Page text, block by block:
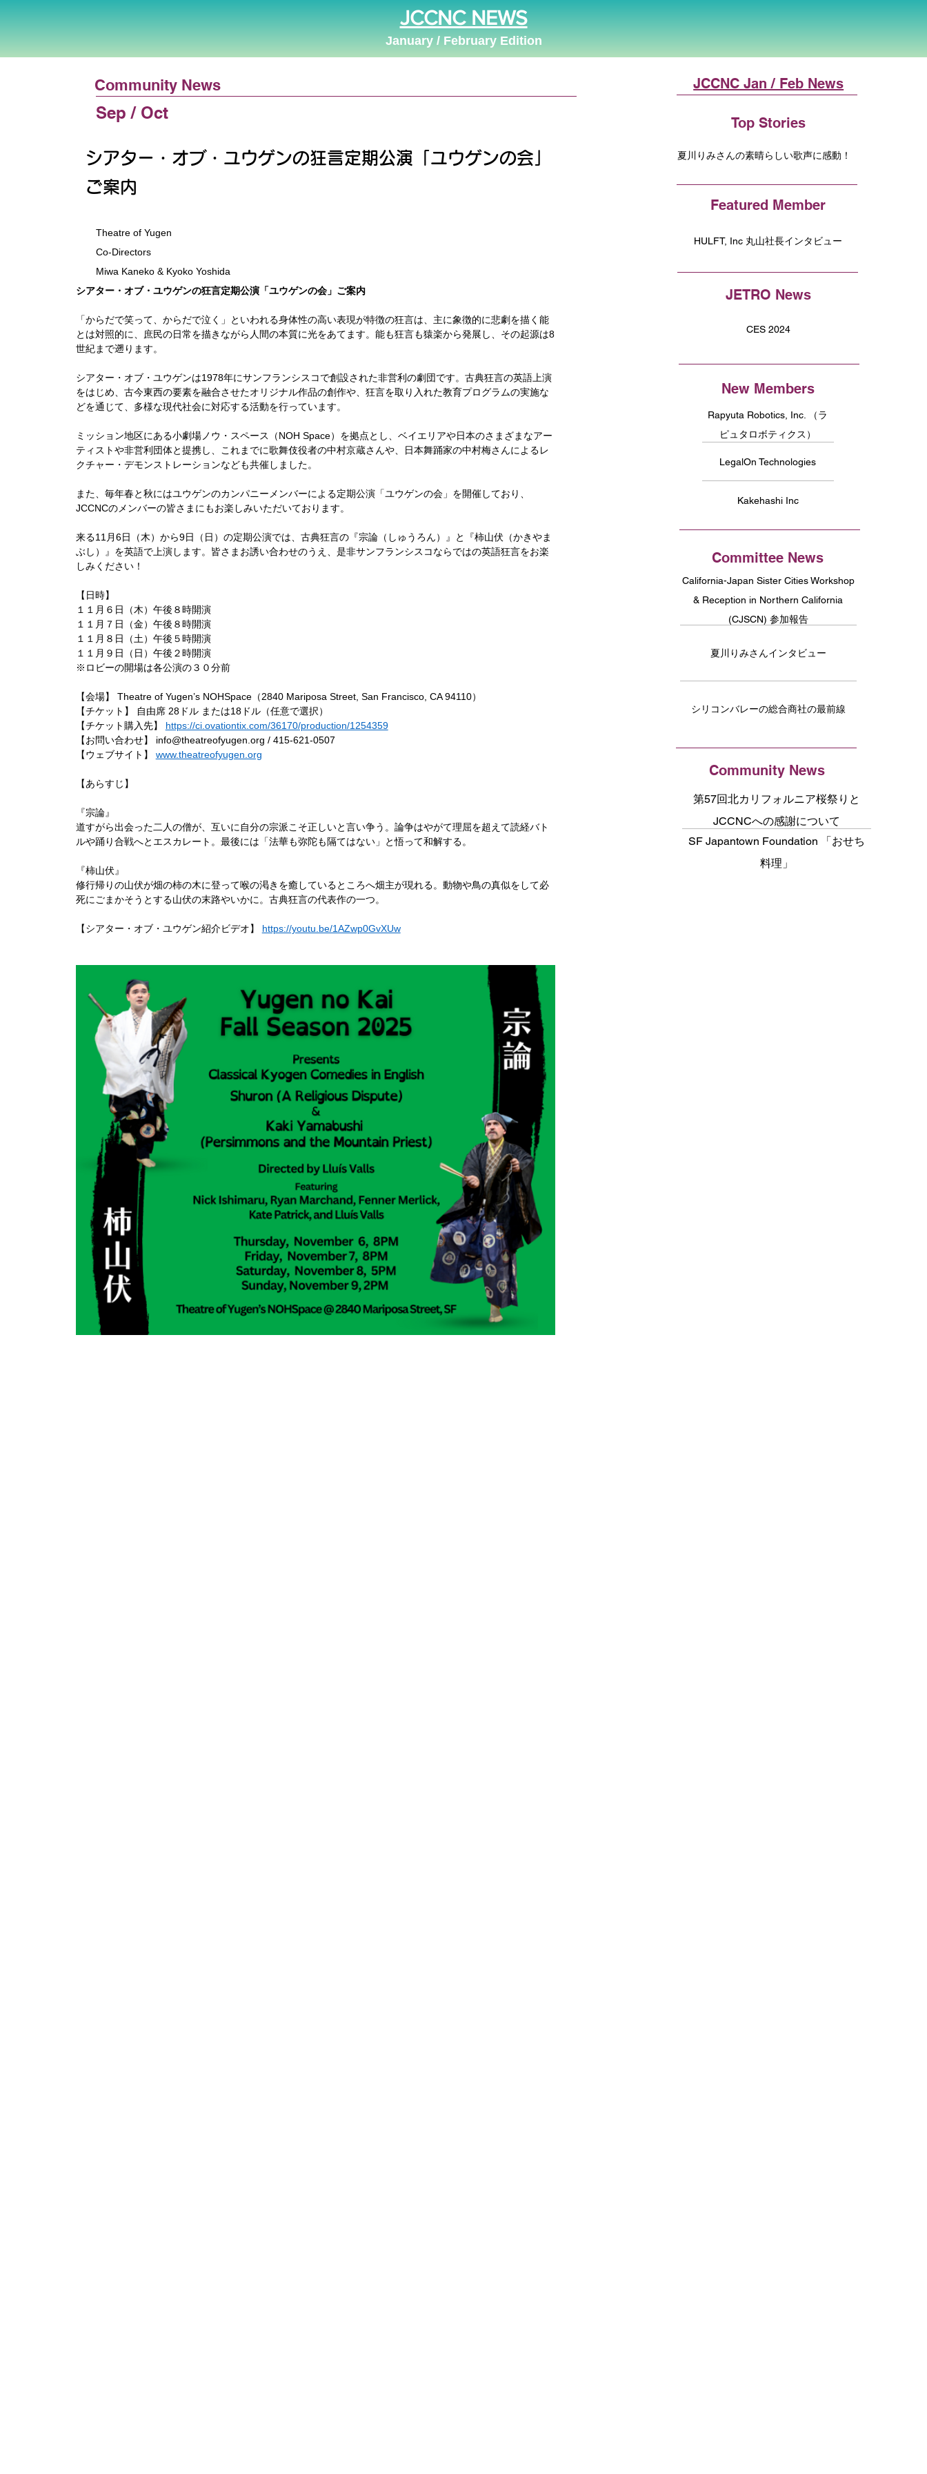
JCCNC NEWS
January / February Edition
Community News
Sep / Oct
シアター・オブ・ユウゲンの狂言定期公演「ユウゲンの会」
ご案内
Theatre of Yugen
Co-Directors
Miwa Kaneko & Kyoko Yoshida
シアター・オブ・ユウゲンの狂言定期公演「ユウゲンの会」ご案内
「からだで笑って、からだで泣く」といわれる身体性の高い表現が特徴の狂言は、主に象徴的に悲劇を描く能
とは対照的に、庶民の日常を描きながら人間の本質に光をあてます。能も狂言も猿楽から発展し、その起源は8
世紀まで遡ります。
シアター・オブ・ユウゲンは1978年にサンフランシスコで創設された非営利の劇団です。古典狂言の英語上演
をはじめ、古今東西の要素を融合させたオリジナル作品の創作や、狂言を取り入れた教育プログラムの実施な
どを通じて、多様な現代社会に対応する活動を行っています。
ミッション地区にある小劇場ノウ・スペース（NOH Space）を拠点とし、ベイエリアや日本のさまざまなアー
ティストや非営利団体と提携し、これまでに歌舞伎役者の中村京蔵さんや、日本舞踊家の中村梅さんによるレ
クチャー・デモンストレーションなども共催しました。
また、毎年春と秋にはユウゲンのカンパニーメンバーによる定期公演「ユウゲンの会」を開催しており、
JCCNCのメンバーの皆さまにもお楽しみいただいております。
来る11月6日（木）から9日（日）の定期公演では、古典狂言の『宗論（しゅうろん）』と『柿山伏（かきやま
ぶし）』を英語で上演します。皆さまお誘い合わせのうえ、是非サンフランシスコならではの英語狂言をお楽
しみください！
【日時】
１１月６日（木）午後８時開演
１１月７日（金）午後８時開演
１１月８日（土）午後５時開演
１１月９日（日）午後２時開演
※ロビーの開場は各公演の３０分前
【会場】 Theatre of Yugen’s NOHSpace（2840 Mariposa Street, San Francisco, CA 94110）
【チケット】 自由席 28ドル または18ドル（任意で選択）
【チケット購入先】 https://ci.ovationtix.com/36170/production/1254359
【お問い合わせ】 info@theatreofyugen.org / 415-621-0507
【ウェブサイト】 www.theatreofyugen.org
【あらすじ】
『宗論』
道すがら出会った二人の僧が、互いに自分の宗派こそ正しいと言い争う。論争はやがて理屈を超えて読経バト
ルや踊り合戦へとエスカレート。最後には「法華も弥陀も隔てはない」と悟って和解する。
『柿山伏』
修行帰りの山伏が畑の柿の木に登って喉の渇きを癒しているところへ畑主が現れる。動物や鳥の真似をして必
死にごまかそうとする山伏の末路やいかに。古典狂言の代表作の一つ。
【シアター・オブ・ユウゲン紹介ビデオ】 https://youtu.be/1AZwp0GvXUw
JCCNC Jan / Feb News
Top Stories
夏川りみさんの素晴らしい歌声に感動！
Featured Member
HULFT, Inc 丸山社長インタビュー
JETRO News
CES 2024
New Members
Rapyuta Robotics, Inc. （ラ
ピュタロボティクス）
LegalOn Technologies
Kakehashi Inc
Committee News
California-Japan Sister Cities Workshop
& Reception in Northern California
(CJSCN) 参加報告
夏川りみさんインタビュー
シリコンバレーの総合商社の最前線
Community News
第57回北カリフォルニア桜祭りと
JCCNCへの感謝について
SF Japantown Foundation 「おせち
料理」